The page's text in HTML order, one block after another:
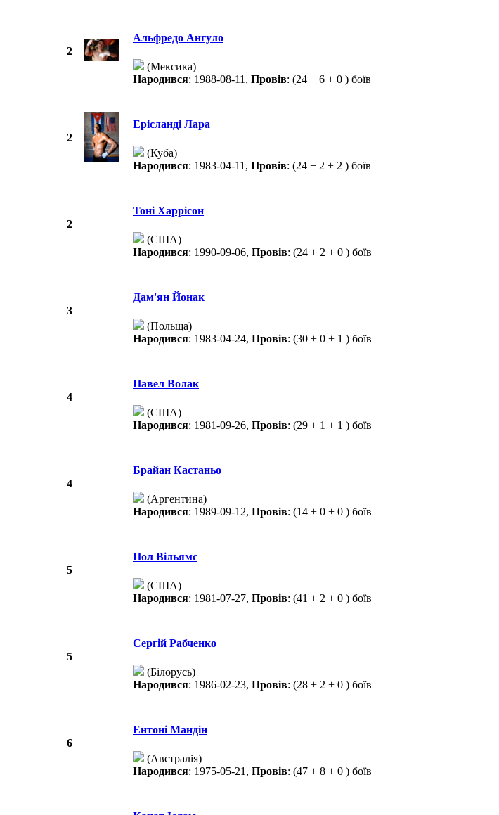
2
Альфредо Ангуло
(Мексика)
Народився: 1988-08-11, Провів: (24 + 6 + 0 ) боїв
2
Ерісланді Лара
(Куба)
Народився: 1983-04-11, Провів: (24 + 2 + 2 ) боїв
2
Тоні Харрісон
(США)
Народився: 1990-09-06, Провів: (24 + 2 + 0 ) боїв
3
Дам'ян Йонак
(Польща)
Народився: 1983-04-24, Провів: (30 + 0 + 1 ) боїв
4
Павел Волак
(США)
Народився: 1981-09-26, Провів: (29 + 1 + 1 ) боїв
4
Брайан Кастаньо
(Аргентина)
Народився: 1989-09-12, Провів: (14 + 0 + 0 ) боїв
5
Пол Вільямс
(США)
Народився: 1981-07-27, Провів: (41 + 2 + 0 ) боїв
5
Сергій Рабченко
(Білорусь)
Народився: 1986-02-23, Провів: (28 + 2 + 0 ) боїв
6
Ентоні Мандін
(Австралія)
Народився: 1975-05-21, Провів: (47 + 8 + 0 ) боїв